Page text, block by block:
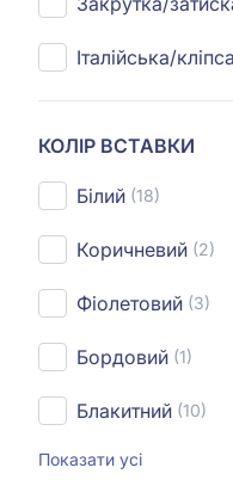
Італійська/кліпса
КОЛІР ВСТАВКИ
Білий (18)
Коричневий (2)
Фіолетовий (3)
Бордовий (1)
Блакитний (10)
Показати усі